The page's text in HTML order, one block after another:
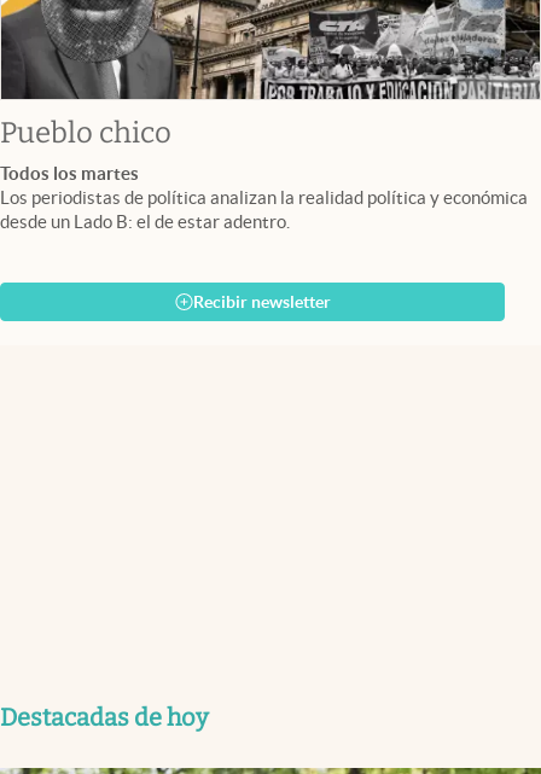
Pueblo chico
Todos los martes
Los periodistas de política analizan la realidad política y económica
desde un Lado B: el de estar adentro.
Recibir newsletter
Destacadas de hoy